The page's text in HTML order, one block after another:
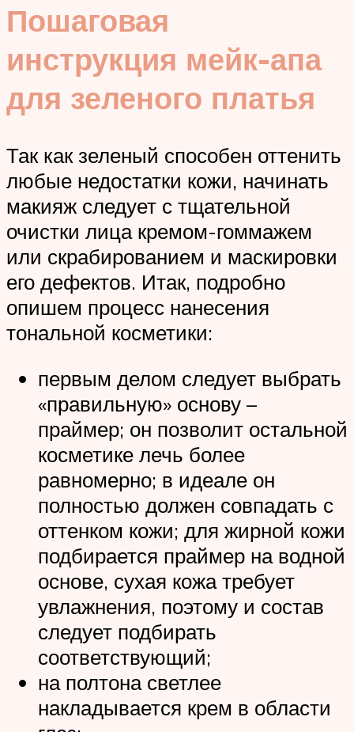
Пошаговая
инструкция мейк-апа
для зеленого платья
Так как зеленый способен оттенить
любые недостатки кожи, начинать
макияж следует с тщательной
очистки лица кремом-гоммажем
или скрабированием и маскировки
его дефектов. Итак, подробно
опишем процесс нанесения
тональной косметики:
первым делом следует выбрать
«правильную» основу –
праймер; он позволит остальной
косметике лечь более
равномерно; в идеале он
полностью должен совпадать с
оттенком кожи; для жирной кожи
подбирается праймер на водной
основе, сухая кожа требует
увлажнения, поэтому и состав
следует подбирать
соответствующий;
на полтона светлее
накладывается крем в области